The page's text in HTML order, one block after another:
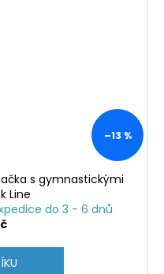
–13 %
s gymnastickými
Line
do 3 - 6 dnů